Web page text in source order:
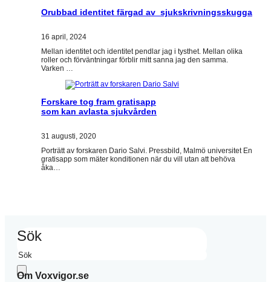
Orubbad identitet färgad av sjukskrivningsskugga
16 april, 2024
Mellan identitet och identitet pendlar jag i tysthet. Mellan olika
roller och förväntningar förblir mitt sanna jag den samma.
Varken …
Forskare tog fram gratisapp
som kan avlasta sjukvården
31 augusti, 2020
Porträtt av forskaren Dario Salvi. Pressbild, Malmö universitet En
gratisapp som mäter konditionen när du vill utan att behöva
åka…
Sök
Om Voxvigor.se